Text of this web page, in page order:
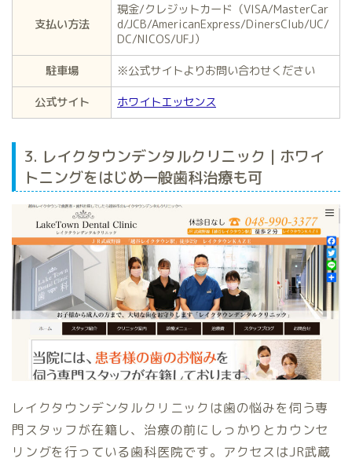
支払い方法
現金/クレジットカード（VISA/MasterCar
d/JCB/AmericanExpress/DinersClub/UC/
DC/NICOS/UFJ）
駐車場
※公式サイトよりお問い合わせください
公式サイト
ホワイトエッセンス
3. レイクタウンデンタルクリニック | ホワイ
トニングをはじめ一般歯科治療も可
レイクタウンデンタルクリニックは歯の悩みを伺う専
門スタッフが在籍し、治療の前にしっかりとカウンセ
リングを行っている歯科医院です。アクセスはJR武蔵